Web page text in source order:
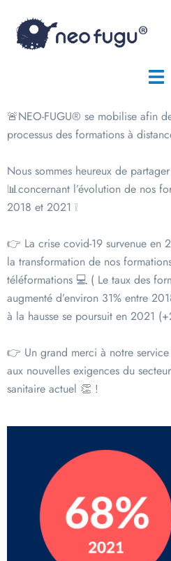
🚨NEO-FUGU® se mobilise afin
processus des formations à
Nous sommes heureux de
📊concernant l’évolution de nos
2018 et 2021 ❕
👉 La crise covid-19 survenue en
la transformation de nos
téléformations 💻 ( Le taux des
augmenté d’environ 31% entre
à la hausse se poursuit en 2021
👉 Un grand merci à notre service
aux nouvelles exigences du
sanitaire actuel 👏 !